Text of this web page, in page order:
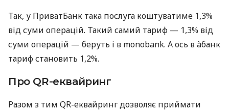
Так, у ПриватБанк така послуга коштуватиме 1,3%
від суми операцій. Такий самий тариф — 1,3% від
суми операцій — беруть і в monobank. А ось в àбанк
тариф становить 1,2%.
Про QR-еквайринг
Разом з тим QR-еквайринг дозволяє приймати